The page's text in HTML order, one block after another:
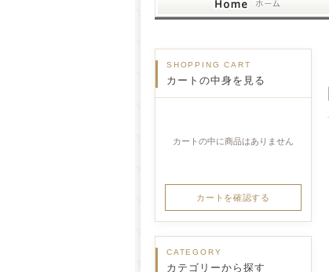
SHOPPING CART
カートの中身を見る
カートの中に商品はありません
カートを確認する
CATEGORY
カテゴリーから探す